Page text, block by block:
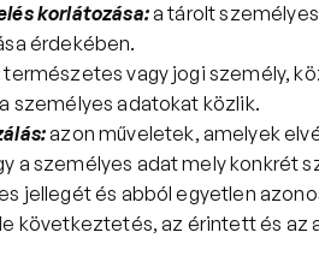
korlátozása:a tárolt
érdekében.
természetes vagy jogi személy,
személyes adatokat közlik.
azon műveletek, amelyek
a személyes adat mely konkrét
jellegét és abból egyetlen
következtetés, az érintett és az